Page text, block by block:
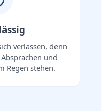
verlassen, denn
und
Regen stehen.